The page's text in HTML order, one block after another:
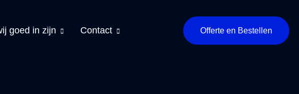
goed in zijn Contact Offerte en Bestellen